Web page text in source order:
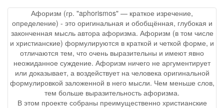
Афоризм (гр. "aphorismos" — краткое изречение,
определение) - это оригинальная и обобщённая, глубокая и
законченная мысль автора афоризма. Афоризм (в том числе
и христианские) формулируются в краткой и четкой форме, и
отличаются тем, что очень выразительны и имеют явно
неожиданное суждение. Афоризм ничего не аргументирует
или доказывает, а воздействует на человека оригинальной
формулировкой заложенной в него мысли. Чем меньше слов,
тем больше выразительность афоризма.
В этом проекте собраны преимущественно христианские